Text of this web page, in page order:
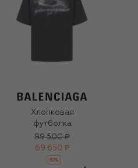
Хлопковая
футболка
99 500 ₽
69 650 ₽
-30%